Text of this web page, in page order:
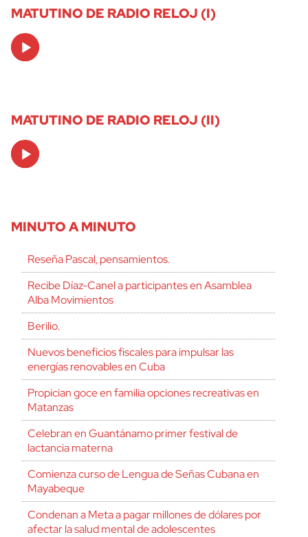
MATUTINO DE RADIO RELOJ (I)
Audio
Player
MATUTINO DE RADIO RELOJ (II)
Audio
Player
MINUTO A MINUTO
Reseña Pascal, pensamientos.
Recibe Díaz-Canel a participantes en Asamblea
Alba Movimientos
Berilio.
Nuevos beneficios fiscales para impulsar las
energías renovables en Cuba
Propician goce en familia opciones recreativas en
Matanzas
Celebran en Guantánamo primer festival de
lactancia materna
Comienza curso de Lengua de Señas Cubana en
Mayabeque
Condenan a Meta a pagar millones de dólares por
afectar la salud mental de adolescentes